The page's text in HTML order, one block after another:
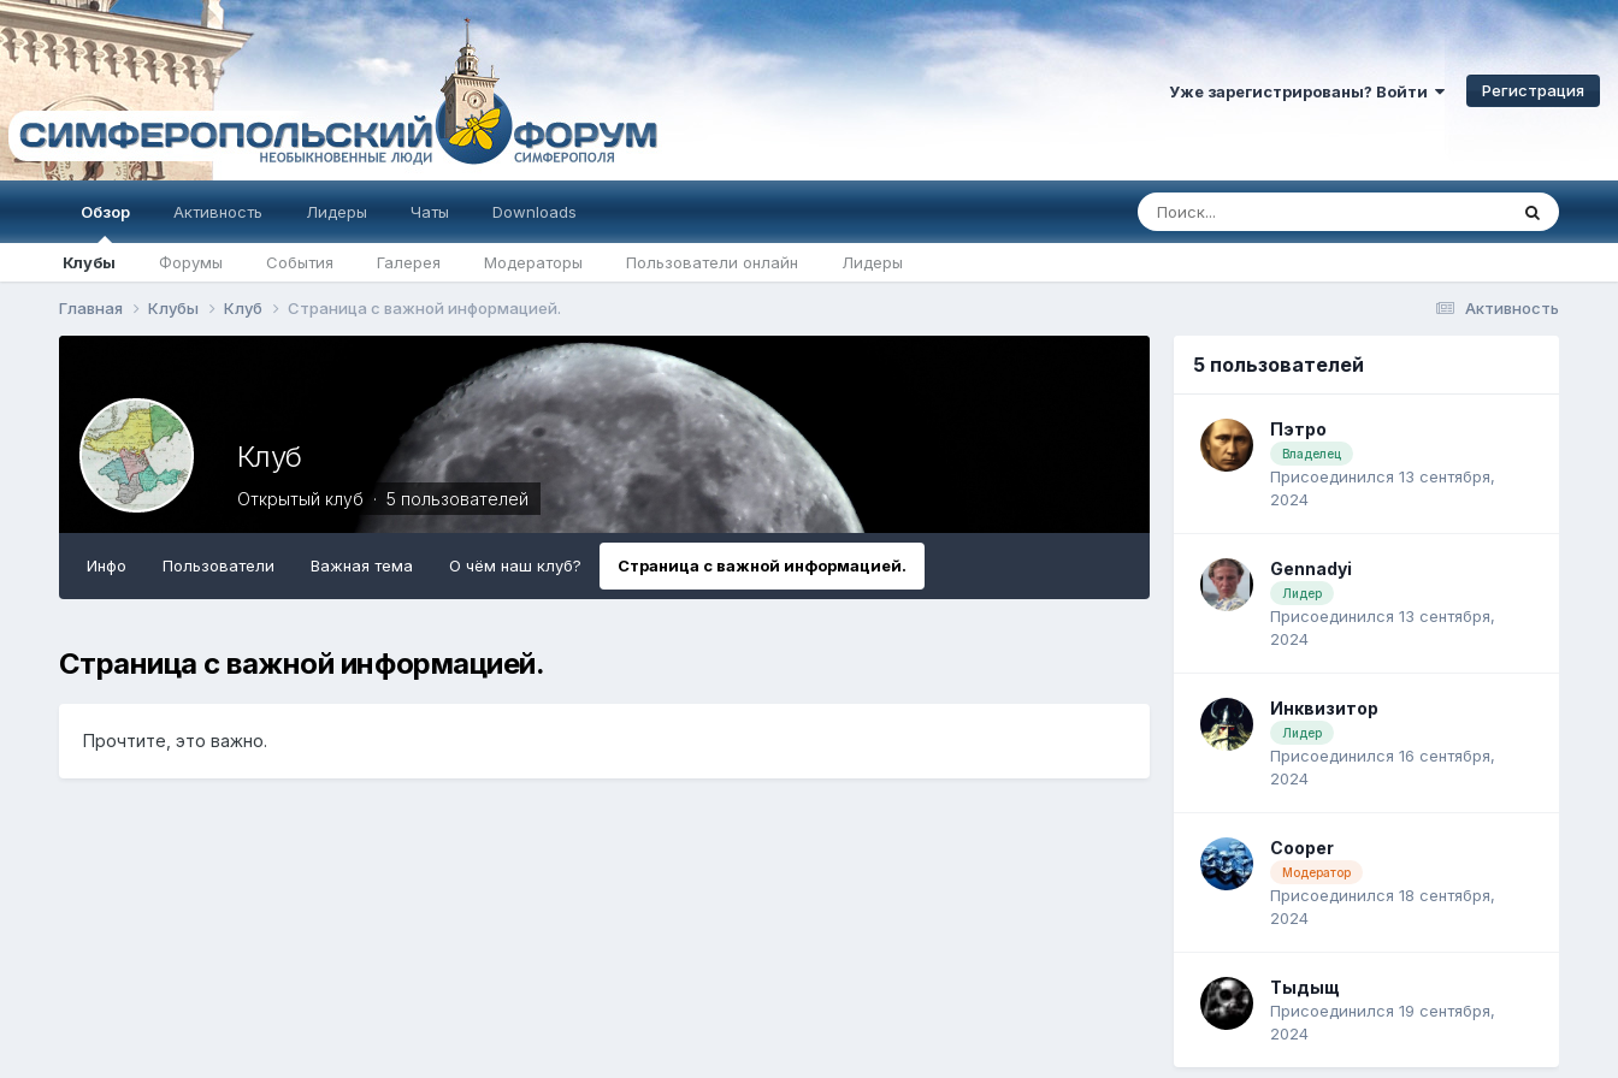
Уже зарегистрированы? Войти Регистрация
Обзор
Клубы Форумы События Галерея Модераторы Пользователи онлайн Лидеры
Активность Лидеры Чаты Downloads
Активность
Главная Клубы Клуб Страница с важной информацией.
Клуб
Открытый клуб · 5 пользователей
Инфо Пользователи Важная тема О чём наш клуб? Страница с важной информацией.
Страница с важной информацией.
Прочтите, это важно.
5 пользователей
Пэтро
Владелец
Присоединился 13 сентября,
2024
Gennadyi
Лидер
Присоединился 13 сентября,
2024
Инквизитор
Лидер
Присоединился 16 сентября,
2024
Cooper
Модератор
Присоединился 18 сентября,
2024
Тыдыщ
Присоединился 19 сентября,
2024